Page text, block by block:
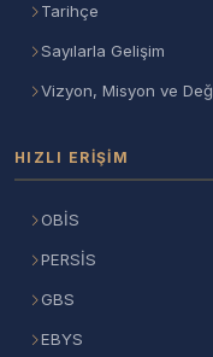
Tarihçe
Sayılarla Gelişim
Vizyon, Misyon ve
HIZLI ERIŞIM
OBİS
PERSİS
GBS
EBYS